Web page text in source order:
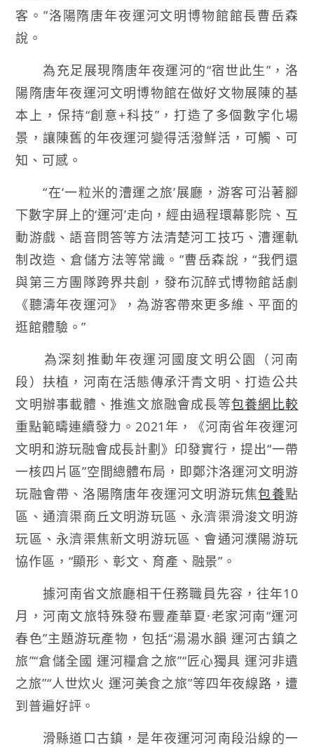
客。”洛陽隋唐年夜運河文明博物館館長曹岳森
說。
為充足展現隋唐年夜運河的“宿世此生”，洛
陽隋唐年夜運河文明博物館在做好文物展陳的基
本上，保持“創意+科技”，打造了多個數字化場
景，讓陳舊的年夜運河變得活潑鮮活，可觸、可
知、可感。
“在‘一粒米的漕運之旅’展廳，游客可沿著腳
下數字屏上的‘運河’走向，經由過程環幕影院、互
動游戲、語音問答等方法清楚河工技巧、漕運軌
制改造、倉儲方法等常識。”曹岳森說，“我們還
與第三方團隊跨界共創，發布沉醉式博物館話劇
《聽濤年夜運河》，為游客帶來更多維、平面的
逛館體驗。”
為深刻推動年夜運河國度文明公園（河南
段）扶植，河南在活態傳承汗青文明、打造公共
文明辦事載體、推進文旅融會成長等包養網比較
重點範疇連續發力。2021年，《河南省年夜運河
文明和游玩融會成長計劃》印發實行，提出“一帶
一核四片區”空間總體布局，即鄭汴洛運河文明游
玩融會帶、洛陽隋唐年夜運河文明游玩焦包養點
區、通濟渠商丘文明游玩區、永濟渠滑浚文明游
玩區、永濟渠焦新文明游玩區、會通河濮陽游玩
協作區，“顯形、彰文、育產、融景”。
據河南省文旅廳相干任務職員先容，往年10
月，河南文旅特殊發布豐產華夏·老家河南“運河
春色”主題游玩產物，包括“湯湯水韻 運河古鎮之
旅”“倉儲全國 運河糧倉之旅”“匠心獨具 運河非遺
之旅”“人世炊火 運河美食之旅”等四年夜線路，遭
到普遍好評。
滑縣道口古鎮，是年夜運河河南段沿線的一